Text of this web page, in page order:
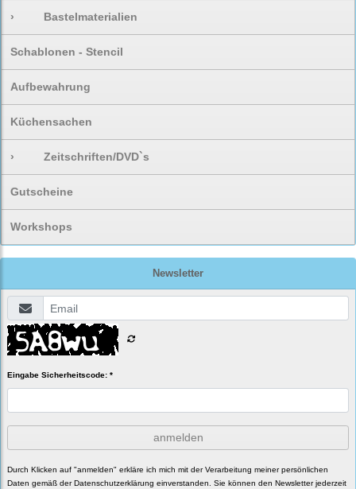
› Bastelmaterialien
Schablonen - Stencil
Aufbewahrung
Küchensachen
› Zeitschriften/DVD`s
Gutscheine
Workshops
Newsletter
Eingabe Sicherheitscode: *
anmelden
Durch Klicken auf "anmelden" erkläre ich mich mit der Verarbeitung meiner persönlichen
Daten gemäß der Datenschutzerklärung einverstanden. Sie können den Newsletter jederzeit